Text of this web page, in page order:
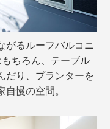
がるルーフバルコニ
ちろん、テーブル
だり、プランターを
慢の空間。